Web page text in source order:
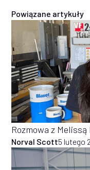
Powiązane artykuły
Rozmowa z
Norval Scott5 lutego